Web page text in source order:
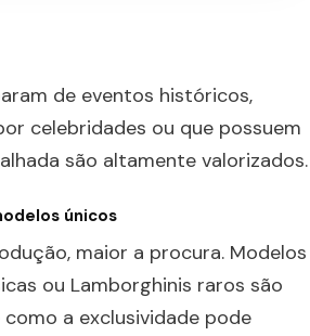
de eventos históricos,
celebridades ou que possuem
são altamente valorizados.
únicos
maior a procura. Modelos
ou Lamborghinis raros são
a exclusividade pode